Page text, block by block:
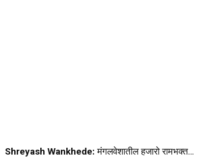
Shreyash Wankhede: मंगलवेशातील हजारो रामभक्त…